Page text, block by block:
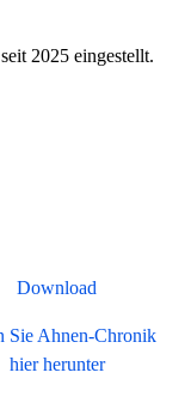
2025 eingestellt.
Download
Sie Ahnen-Chronik
hier herunter